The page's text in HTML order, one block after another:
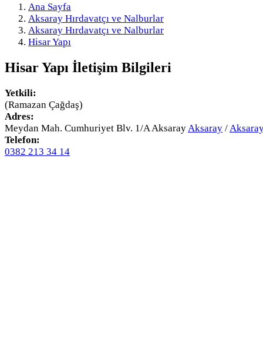
Ana Sayfa
Aksaray Hırdavatçı ve Nalburlar
Aksaray Hırdavatçı ve Nalburlar
Hisar Yapı
Hisar Yapı İletişim Bilgileri
Yetkili:
(Ramazan Çağdaş)
Adres:
Meydan Mah. Cumhuriyet Blv. 1/A Aksaray Aksaray /
Telefon:
0382 213 34 14